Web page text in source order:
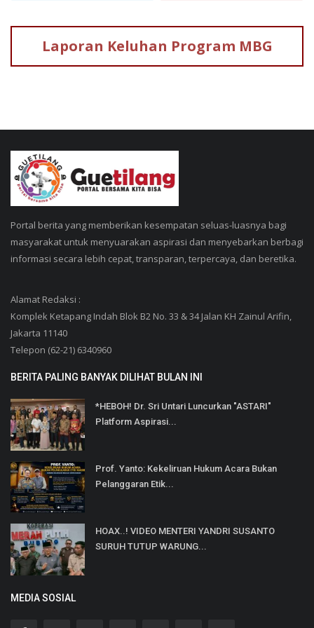
Laporan Keluhan Program MBG
Portal berita yang memberikan kesempatan seluas-luasnya bagi
masyarakat untuk menyuarakan aspirasi dan menyebarkan berbagi
informasi secara lebih cepat, transparan, terpercaya, dan beretika.
Alamat Redaksi :
Komplek Ketapang Indah Blok B2 No. 33 & 34 Jalan KH Zainul Arifin,
Jakarta 11140
Telepon (62-21) 6340960
BERITA PALING BANYAK DILIHAT BULAN INI
*HEBOH! Dr. Sri Untari Luncurkan "ASTARI"
Platform Aspirasi...
Prof. Yanto: Kekeliruan Hukum Acara Bukan
Pelanggaran Etik...
HOAX..! VIDEO MENTERI YANDRI SUSANTO
SURUH TUTUP WARUNG...
MEDIA SOSIAL